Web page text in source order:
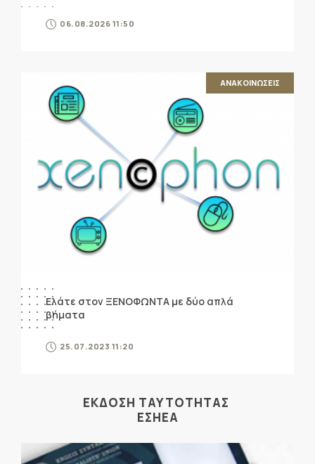
06.08.2026 11:50
ΑΝΑΚΟΙΝΩΣΕΙΣ
Ελάτε στον ΞΕΝΟΦΩΝΤΑ με δύο απλά
βήματα
25.07.2023 11:20
ΕΚΔΟΣΗ ΤΑΥΤΟΤΗΤΑΣ
ΕΣΗΕΑ